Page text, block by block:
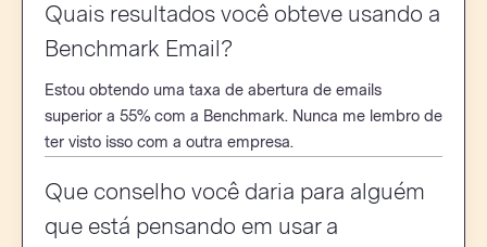
Quais resultados você obteve usando a
Benchmark Email?
Estou obtendo uma taxa de abertura de emails
superior a 55% com a Benchmark. Nunca me lembro de
ter visto isso com a outra empresa.
Que conselho você daria para alguém
que está pensando em usar a